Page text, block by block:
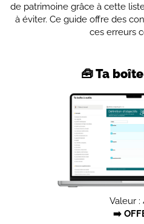
de patrimoine grâce à cette
à éviter. Ce guide offre des
ces erreurs
🧰 Ta
Valeur :
➡️